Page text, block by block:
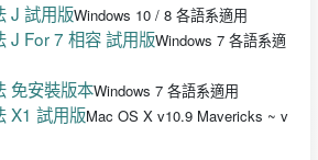
J 試用版Windows 10 / 8 各語系適用
J For 7 相容 試用版Windows 7 各語系適
免安裝版本Windows 7 各語系適用
X1 試用版Mac OS X v10.9 Mavericks ~ v